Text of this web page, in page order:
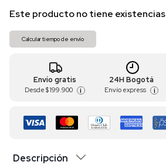
Este producto no tiene existencias
Calcular tiempo de envío
Envío gratis
Desde $ 199.900 i
24H Bogotá
Envío express i
Descripción